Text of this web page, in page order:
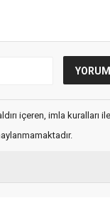
içeren, imla kuralları ile